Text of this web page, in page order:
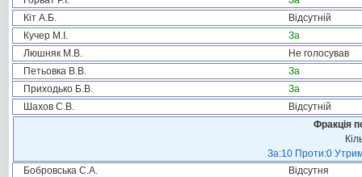
Кіт А.Б.
Відсутній
Кучер М.І.
За
Люшняк М.В.
Не голосував
Петьовка В.В.
За
Приходько Б.В.
За
Шахов С.В.
Відсутній
Фракція
За:10 Проти:0
Бобровська С.А.
Відсутня